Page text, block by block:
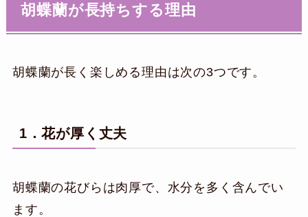
胡蝶蘭が長持ちする理由
胡蝶蘭が長く楽しめる理由は次の3つです。
1．花が厚く丈夫
胡蝶蘭の花びらは肉厚で、水分を多く含んでい
ます。